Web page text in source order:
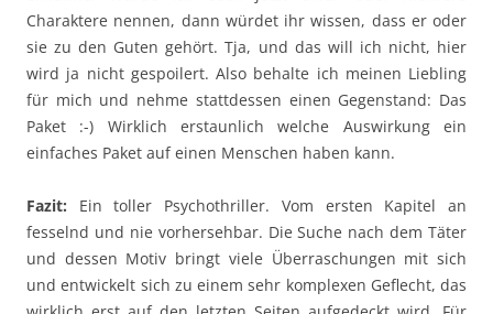
Charaktere nennen, dann würdet ihr wissen, dass er oder
sie zu den Guten gehört. Tja, und das will ich nicht, hier
wird ja nicht gespoilert. Also behalte ich meinen Liebling
für mich und nehme stattdessen einen Gegenstand: Das
Paket :-) Wirklich erstaunlich welche Auswirkung ein
einfaches Paket auf einen Menschen haben kann.
Fazit: Ein toller Psychothriller. Vom ersten Kapitel an
fesselnd und nie vorhersehbar. Die Suche nach dem Täter
und dessen Motiv bringt viele Überraschungen mit sich
und entwickelt sich zu einem sehr komplexen Geflecht, das